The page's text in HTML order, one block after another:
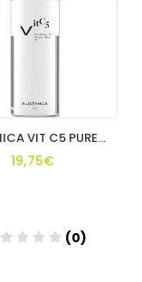
ALGEMICA VIT C5 PUREWAYC GREEN TEA ZN
19,75€
(0)